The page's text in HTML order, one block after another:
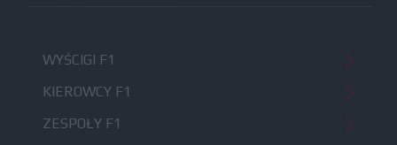
WYŚCIGI F1
KIEROWCY F1
ZESPOŁY F1